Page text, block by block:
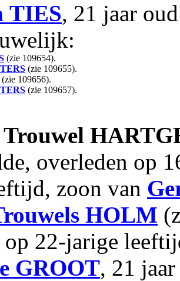
TIES, 21 jaar
(zie 109654).
(zie 109655).
(zie 109656).
(zie 109657).
Trouwel
overleden op
zoon van
HOLM
22-jarige
GROOT, 21